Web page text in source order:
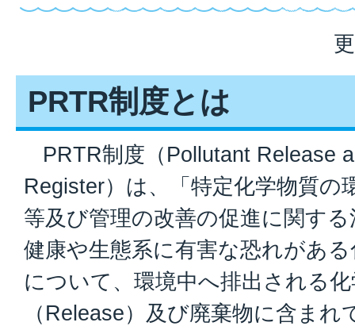
PRTR制度とは
PRTR制度（Pollutant Release
Register）は、「特定化学物質の
等及び管理の改善の促進に関す
健康や生態系に有害な恐れがあ
について、環境中へ排出される
（Release）及び廃棄物に含まれ